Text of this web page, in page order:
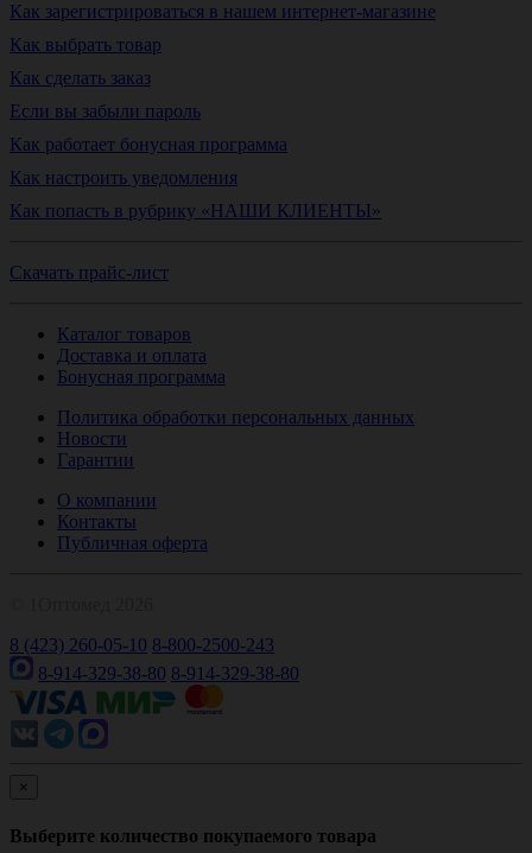
Как зарегистрироваться в нашем интернет-магазине
Как выбрать товар
Как сделать заказ
Если вы забыли пароль
Как работает бонусная программа
Как настроить уведомления
Как попасть в рубрику «НАШИ КЛИЕНТЫ»
Скачать прайс-лист
Каталог товаров
Доставка и оплата
Бонусная программа
Политика обработки персональных данных
Новости
Гарантии
О компании
Контакты
Публичная оферта
8 (423) 260-05-10 8-800-2500-243
8-914-329-38-80 8-914-329-38-80
×
Выберите количество покупаемого товара